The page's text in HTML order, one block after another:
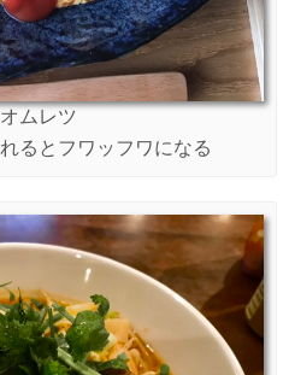
ムレツ
るとフワッフワになる